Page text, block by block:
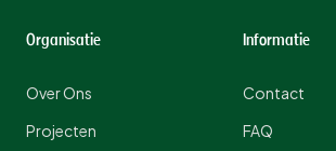
Organisatie
Over Ons
Projecten
Informatie
Contact
FAQ